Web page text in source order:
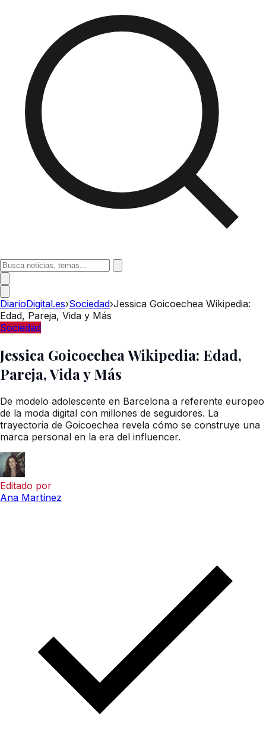
DiarioDigital.es›Sociedad›Jessica Goicoechea Wikipedia:
Edad, Pareja, Vida y Más
Sociedad
Jessica Goicoechea Wikipedia: Edad,
Pareja, Vida y Más
De modelo adolescente en Barcelona a referente europeo
de la moda digital con millones de seguidores. La
trayectoria de Goicoechea revela cómo se construye una
marca personal en la era del influencer.
Editado por
Ana Martínez